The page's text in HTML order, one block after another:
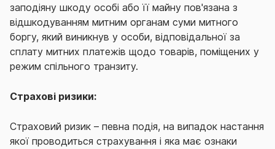
заподіяну шкоду особі або її майну пов'язана з
відшкодуванням митним органам суми митного
боргу, який виникнув у особи, відповідальної за
сплату митних платежів щодо товарів, поміщених у
режим спільного транзиту.
Страхові ризики:
Страховий ризик – певна подія, на випадок настання
якої проводиться страхування і яка має ознаки